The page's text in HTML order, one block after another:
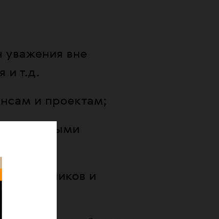
уважения вне
и т.д.
и проектам;
сотрудников и